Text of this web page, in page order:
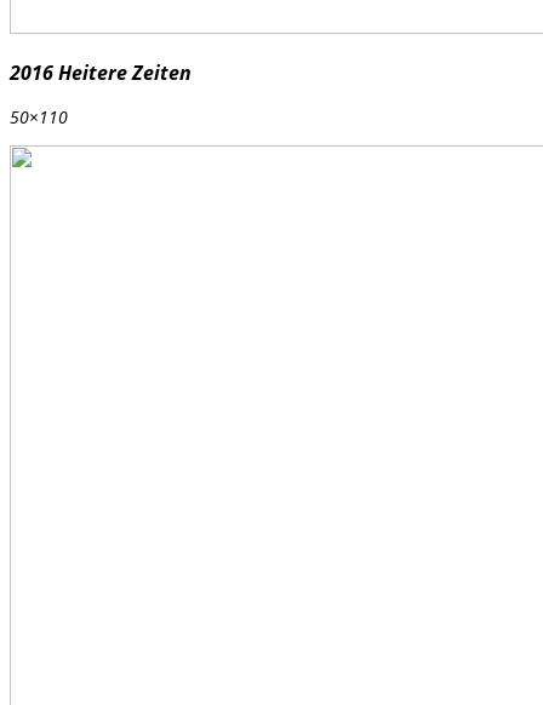
2016 Heitere Zeiten
50×110